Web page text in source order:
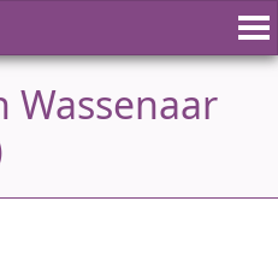
Wassenaar